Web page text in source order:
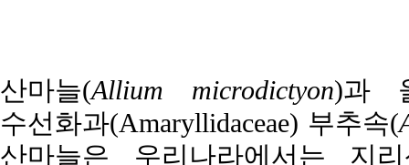
산마늘(Allium microdictyon)과
수선화과(Amaryllidaceae) 부추속(
산마늘은 우리나라에서는 지